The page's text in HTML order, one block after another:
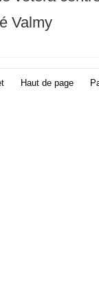
Valmy
Haut de page